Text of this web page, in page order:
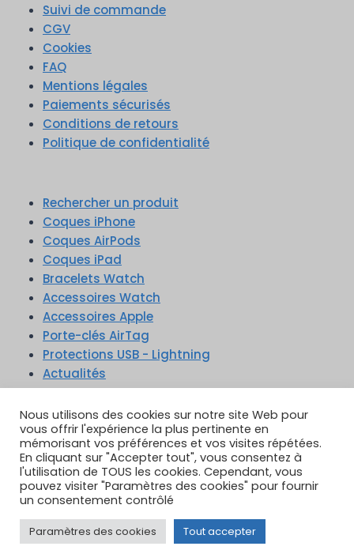
Suivi de commande
CGV
Cookies
FAQ
Mentions légales
Paiements sécurisés
Conditions de retours
Politique de confidentialité
Rechercher un produit
Coques iPhone
Coques AirPods
Coques iPad
Bracelets Watch
Accessoires Watch
Accessoires Apple
Porte-clés AirTag
Protections USB - Lightning
Actualités
TikTok YouTube
Google Reviews
Instagram
Nous utilisons des cookies sur notre site Web pour
vous offrir l'expérience la plus pertinente en
mémorisant vos préférences et vos visites répétées.
En cliquant sur "Accepter tout", vous consentez à
l'utilisation de TOUS les cookies. Cependant, vous
pouvez visiter "Paramètres des cookies" pour fournir
un consentement contrôlé
Paramètres des cookies Tout accepter